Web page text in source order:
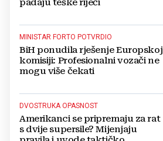
MINISTAR FORTO POTVRDIO
BiH ponudila rješenje Europskoj
komisiji: Profesionalni vozači ne
mogu više čekati
DVOSTRUKA OPASNOST
Amerikanci se pripremaju za rat
s dvije supersile? Mijenjaju